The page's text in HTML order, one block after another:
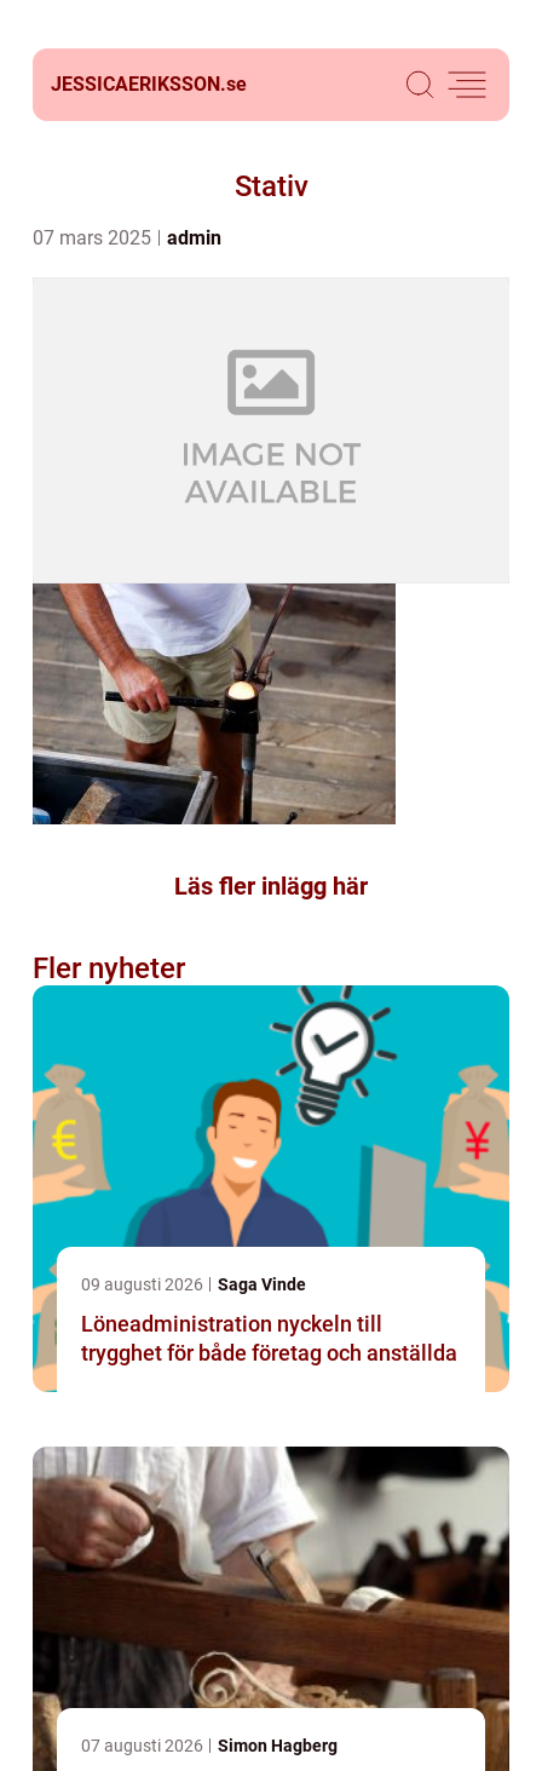
JESSICAERIKSSON.se
Stativ
07 mars 2025 admin
Läs fler inlägg här
Fler nyheter
09 augusti 2026 Saga Vinde
Löneadministration nyckeln till
trygghet för både företag och anställda
07 augusti 2026 Simon Hagberg